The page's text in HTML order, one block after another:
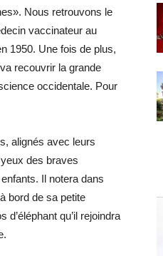
Nous retrouvons le
vaccinateur au
1950. Une fois de plus,
recouvrir la grande
occidentale. Pour
alignés avec leurs
des braves
Il notera dans
bord de sa petite
qu’il rejoindra